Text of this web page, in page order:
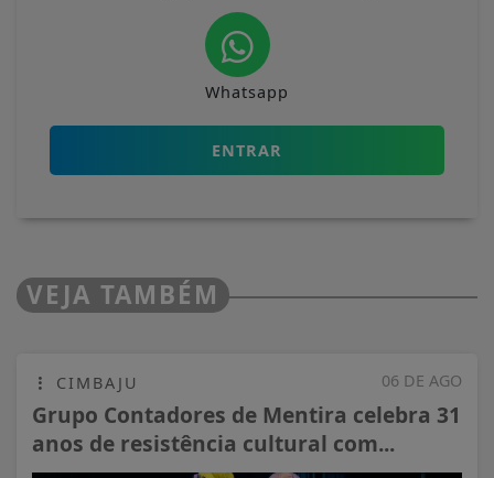
Whatsapp
ENTRAR
VEJA TAMBÉM
06 DE AGO
CIMBAJU
Grupo Contadores de Mentira celebra 31
anos de resistência cultural com...